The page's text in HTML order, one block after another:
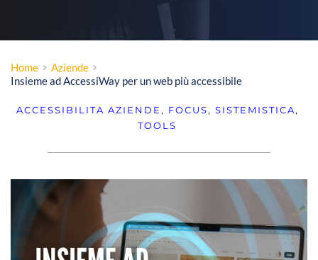
Home
Aziende
Insieme ad AccessiWay per un web più accessibile
ACCESSIBILITA AZIENDE , FOCUS, SISTEMISTICA
TOOLS